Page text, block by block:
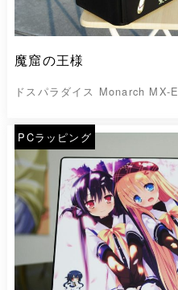
魔窟の王様
ドスパラダイス Monarch MX-E
PCラッピング